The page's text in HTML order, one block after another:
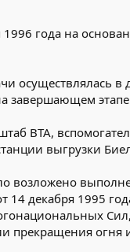
года на
осуществлялась
завершающем
ВТА,
выгрузки
возложено
декабря 1995
Сил,
прекращения огня